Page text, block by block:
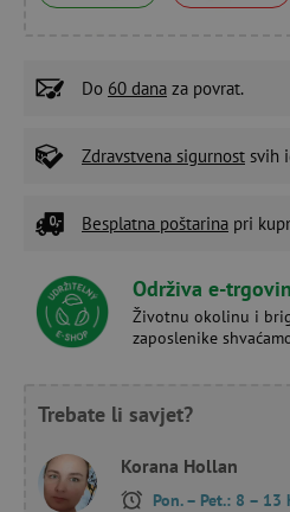
Do 60 dana za povrat.
Zdravstvena sigurnost svih
Besplatna poštarina pri
Održiva e-
Životnu okolinu i
zaposlenike
Trebate li savjet?
Korana Hollan
Pon. – Pet.: 8 – 13